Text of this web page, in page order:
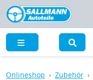
Onlineshop Zubehör